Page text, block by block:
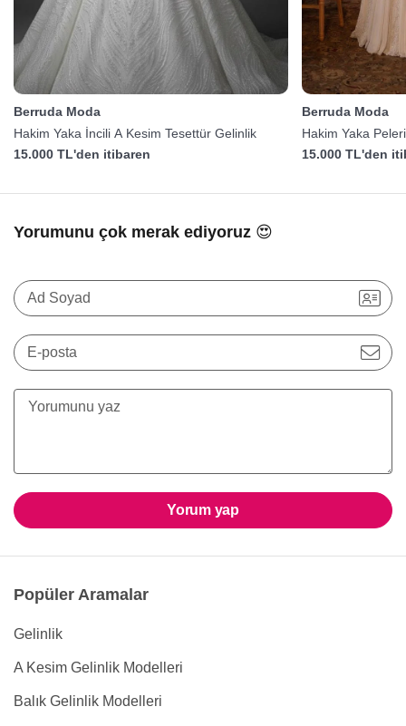
Berruda Moda
Hakim Yaka İncili A Kesim Tesettür Gelinlik
15.000 TL'den itibaren
Berruda Moda
Hakim Yaka
15.000 TL'den
Yorumunu çok merak ediyoruz 😍
Ad Soyad
E-posta
Yorum yap
Popüler Aramalar
Gelinlik
A Kesim Gelinlik Modelleri
Balık Gelinlik Modelleri